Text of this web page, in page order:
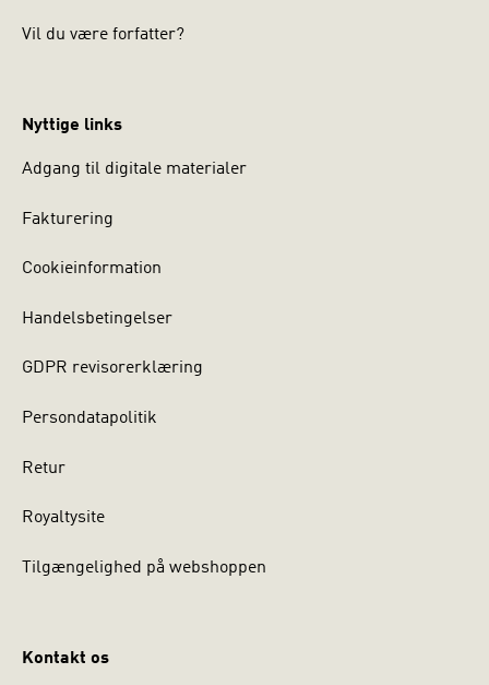
Vil du være forfatter?
Nyttige links
Adgang til digitale materialer
Fakturering
Cookieinformation
Handelsbetingelser
GDPR revisorerklæring
Persondatapolitik
Retur
Royaltysite
Tilgængelighed på webshoppen
Kontakt os